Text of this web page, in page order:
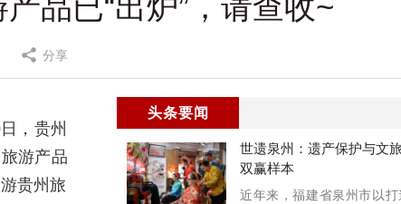
分享
，贵州
游产品
贵州旅
头条要闻
世遗泉州：遗产保护与文
双赢样本
近年来，福建省泉州市以